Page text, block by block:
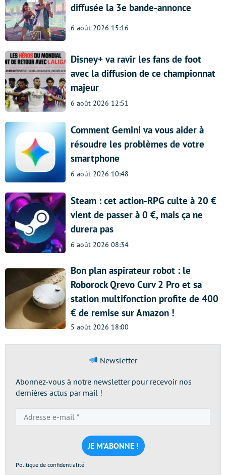
diffusée la 3e bande-annonce
6 août 2026 15:16
Disney+ va ravir les fans de foot
avec la diffusion de ce championnat
majeur
6 août 2026 12:51
Comment Gemini va vous aider à
résoudre les problèmes de votre
smartphone
6 août 2026 10:48
Steam : cet action-RPG culte à 20 €
vient de passer à 0 €, mais ça ne
durera pas
6 août 2026 08:34
Bon plan aspirateur robot : le
Roborock Qrevo Curv 2 Pro et sa
station multifonction profite de 400
€ de remise sur Amazon !
5 août 2026 18:00
Newsletter
Abonnez-vous à notre newsletter pour recevoir nos
dernières actus par mail !
e-
mail
*
Politique de confidentialité